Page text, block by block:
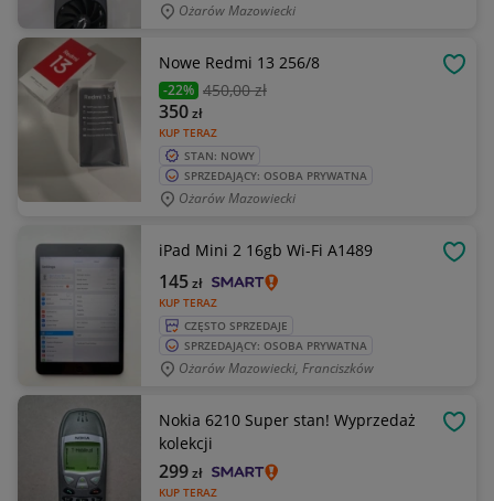
Ożarów Mazowiecki
Nowe Redmi 13 256/8
-22% 450,00 zł
KUP TERAZ
350zł
STAN: NOWY
SPRZEDAJĄCY: OSOBA PRYWATNA
Ożarów Mazowiecki
iPad Mini 2 16gb Wi-Fi A1489
KUP TERAZ
145zł
CZĘSTO SPRZEDAJE
SPRZEDAJĄCY: OSOBA PRYWATNA
Ożarów Mazowiecki, Franciszków
Nokia 6210 Super stan! Wyprzedaż
kolekcji
KUP TERAZ
299zł